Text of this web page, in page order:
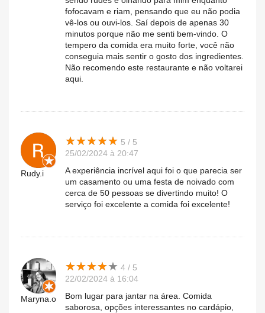
fofocavam e riam, pensando que eu não podia
vê-los ou ouvi-los. Saí depois de apenas 30
minutos porque não me senti bem-vindo. O
tempero da comida era muito forte, você não
conseguia mais sentir o gosto dos ingredientes.
Não recomendo este restaurante e não voltarei
aqui.
Rudy.i
★★★★★
★★★★★ 5 / 5
25/02/2024 à 20:47
A experiência incrível aqui foi o que parecia ser
um casamento ou uma festa de noivado com
cerca de 50 pessoas se divertindo muito! O
serviço foi excelente a comida foi excelente!
Maryna.o
★★★★★
★★★★★ 4 / 5
22/02/2024 à 16:04
Bom lugar para jantar na área. Comida
saborosa, opções interessantes no cardápio,